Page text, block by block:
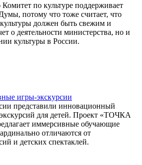
по культуре поддерживает
потому что тоже считает, что
должен быть свежим и
о деятельности министерства, но и
культуры в России.
игры-экскурсии
представили инновационный
для детей. Проект «ТОЧКА
иммерсивные обучающие
отличаются от
и детских спектаклей.